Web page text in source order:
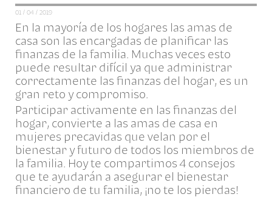
01 / 04 / 2019
En la mayoría de los hogares las amas de
casa son las encargadas de planificar las
finanzas de la familia. Muchas veces esto
puede resultar difícil ya que administrar
correctamente las finanzas del hogar, es un
gran reto y compromiso.
Participar activamente en las finanzas del
hogar, convierte a las amas de casa en
mujeres precavidas que velan por el
bienestar y futuro de todos los miembros de
la familia. Hoy te compartimos 4 consejos
que te ayudarán a asegurar el bienestar
financiero de tu familia, ¡no te los pierdas!